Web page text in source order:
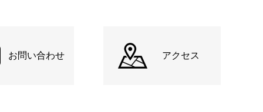
お問い合わせ アクセス